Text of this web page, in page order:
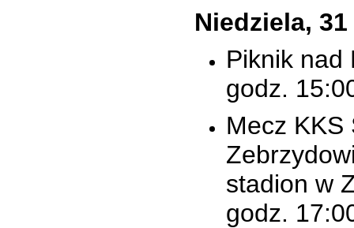
Niedziela,
Piknik nad
godz.
Mecz KKS
stadion w
godz.